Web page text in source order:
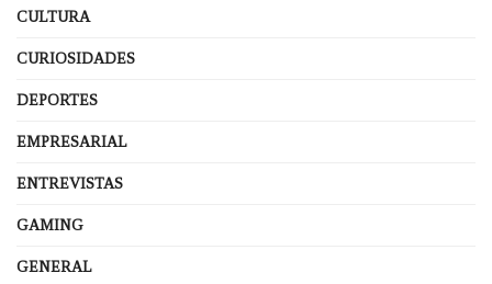
CULTURA
CURIOSIDADES
DEPORTES
EMPRESARIAL
ENTREVISTAS
GAMING
GENERAL